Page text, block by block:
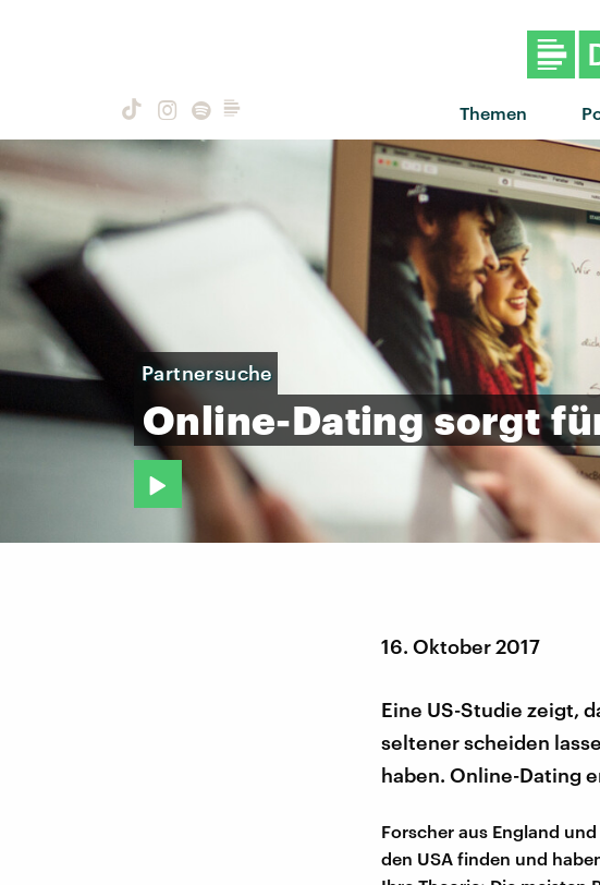
Themen
Partnersuche
Online-Dating sorgt
16. Oktober 2017
Eine US-Studie zeigt,
seltener scheiden
haben. Online-Dating
Forscher aus England
den USA finden und